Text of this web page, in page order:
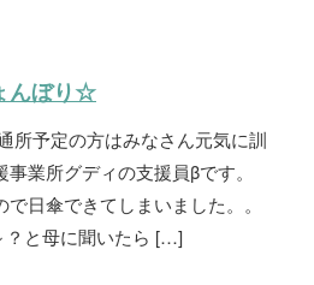
んぼり☆
所予定の方はみなさん元気に訓
業所グディの支援員βです。
日傘できてしまいました。。
と母に聞いたら […]